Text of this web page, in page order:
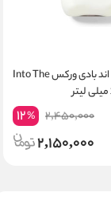
لوسیون بدن بث اند بادی ورکس Into The
2,450,000
12%
2,150,000